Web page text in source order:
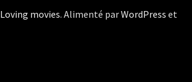
Loving movies. Alimenté parWordPress et